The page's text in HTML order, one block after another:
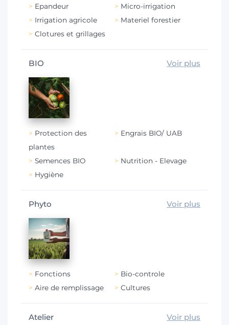
Epandeur
Micro-irrigation
Irrigation agricole
Materiel forestier
Clotures et grillages
BIO Voir plus
Protection des
plantes
Engrais BIO/ UAB
Semences BIO
Nutrition - Elevage
Hygiène
Phyto Voir plus
Fonctions
Bio-controle
Aire de remplissage
Cultures
Atelier Voir plus